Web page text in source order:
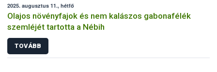
2025. augusztus 11., hétfő
Olajos növényfajok és nem kalászos gabonafélék
szemléjét tartotta a Nébih
TOVÁBB